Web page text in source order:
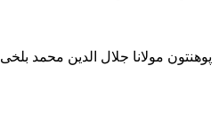
پوهنتون مولانا جلال الدین محمد بلخی